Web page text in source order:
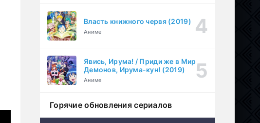
Власть книжного червя (2019)
Аниме
Явись, Ирума! / Приди же в Мир
Демонов, Ирума-кун! (2019)
Аниме
Горячие обновления сериалов